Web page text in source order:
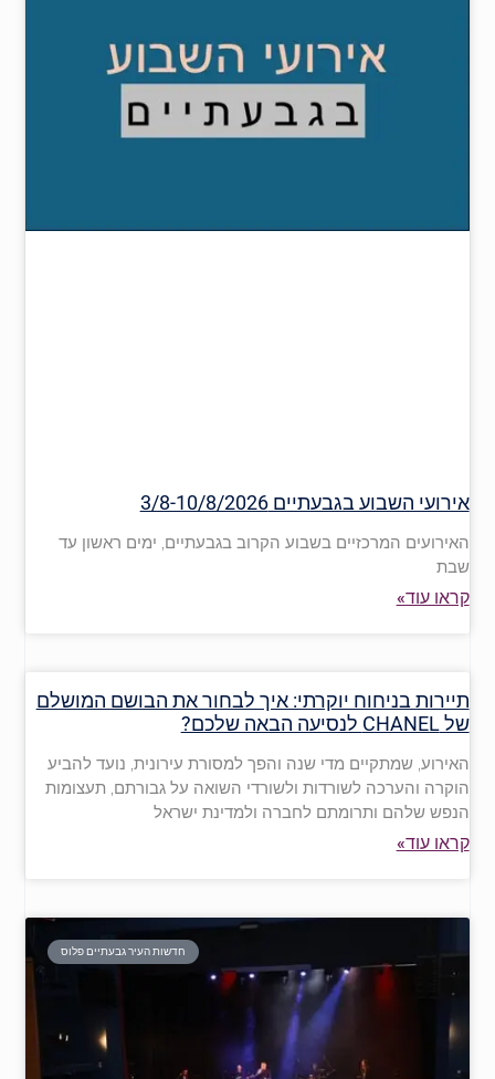
אירועי השבוע בגבעתיים 3/8-10/8/2026
האירועים המרכזיים בשבוע הקרוב בגבעתיים, ימים ראשון עד
שבת
קראו עוד»
תיירות בניחוח יוקרתי: איך לבחור את הבושם המושלם
של CHANEL לנסיעה הבאה שלכם?
האירוע, שמתקיים מדי שנה והפך למסורת עירונית, נועד להביע
הוקרה והערכה לשורדות ולשורדי השואה על גבורתם, תעצומות
הנפש שלהם ותרומתם לחברה ולמדינת ישראל
קראו עוד»
חדשות העיר גבעתיים פלוס